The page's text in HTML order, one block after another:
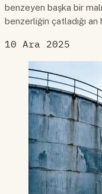
benzeyen başka bir
benzerliğin çatladığı
10 Ara 2025